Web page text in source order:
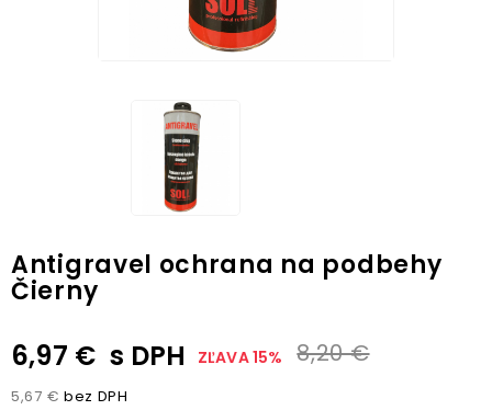
Antigravel ochrana na podbehy
Čierny
6,97 € s DPH ZĽAVA 15% 8,20 €
5,67 € bez DPH